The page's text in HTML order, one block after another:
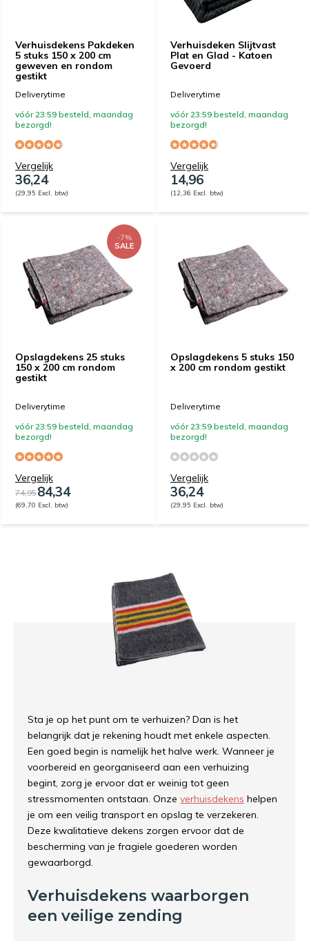
Verhuisdekens Pakdeken
5 stuks 150 x 200 cm
geweven en rondom
gestikt
Deliverytime
vóór 23:59 besteld, maandag
bezorgd!
Vergelijk
36,24
(29,95 Excl. btw)
Verhuisdeken Slijtvast
Plat en Glad - Katoen
Gevoerd
Deliverytime
vóór 23:59 besteld, maandag
bezorgd!
Vergelijk
14,96
(12,36 Excl. btw)
Opslagdekens 25 stuks
150 x 200 cm rondom
gestikt
-7%
SALE
Deliverytime
vóór 23:59 besteld, maandag
bezorgd!
Vergelijk
74,9584,34
(69,70 Excl. btw)
Opslagdekens 5 stuks 150
x 200 cm rondom gestikt
Deliverytime
vóór 23:59 besteld, maandag
bezorgd!
Vergelijk
36,24
(29,95 Excl. btw)
Sta je op het punt om te verhuizen? Dan is het
belangrijk dat je rekening houdt met enkele aspecten.
Een goed begin is namelijk het halve werk. Wanneer je
voorbereid en georganiseerd aan een verhuizing
begint, zorg je ervoor dat er weinig tot geen
stressmomenten ontstaan. Onze verhuisdekens helpen
je om een veilig transport en opslag te verzekeren.
Deze kwalitatieve dekens zorgen ervoor dat de
bescherming van je fragiele goederen worden
gewaarborgd.
Verhuisdekens waarborgen
een veilige zending